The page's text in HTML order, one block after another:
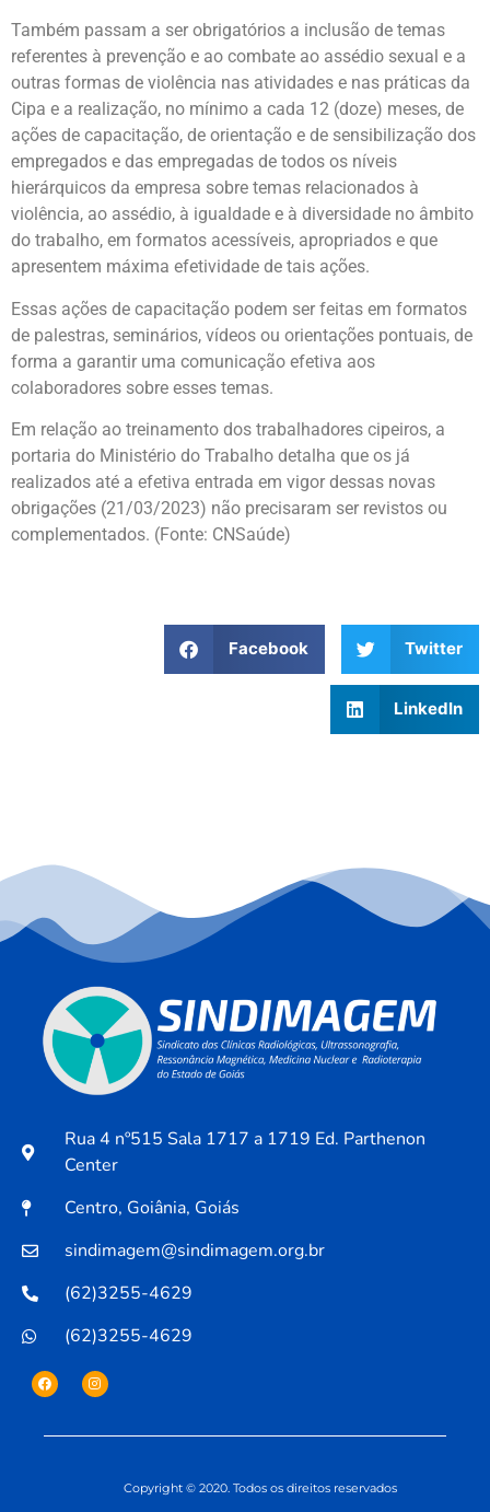
Também passam a ser obrigatórios a inclusão de temas
referentes à prevenção e ao combate ao assédio sexual e a
outras formas de violência nas atividades e nas práticas da
Cipa e a realização, no mínimo a cada 12 (doze) meses, de
ações de capacitação, de orientação e de sensibilização dos
empregados e das empregadas de todos os níveis
hierárquicos da empresa sobre temas relacionados à
violência, ao assédio, à igualdade e à diversidade no âmbito
do trabalho, em formatos acessíveis, apropriados e que
apresentem máxima efetividade de tais ações.
Essas ações de capacitação podem ser feitas em formatos
de palestras, seminários, vídeos ou orientações pontuais, de
forma a garantir uma comunicação efetiva aos
colaboradores sobre esses temas.
Em relação ao treinamento dos trabalhadores cipeiros, a
portaria do Ministério do Trabalho detalha que os já
realizados até a efetiva entrada em vigor dessas novas
obrigações (21/03/2023) não precisaram ser revistos ou
complementados. (Fonte: CNSaúde)
Facebook Twitter
LinkedIn
Rua 4 nº515 Sala 1717 a 1719 Ed. Parthenon
Center
Centro, Goiânia, Goiás
sindimagem@sindimagem.org.br
(62)3255-4629
(62)3255-4629
Copyright © 2020. Todos os direitos reservados